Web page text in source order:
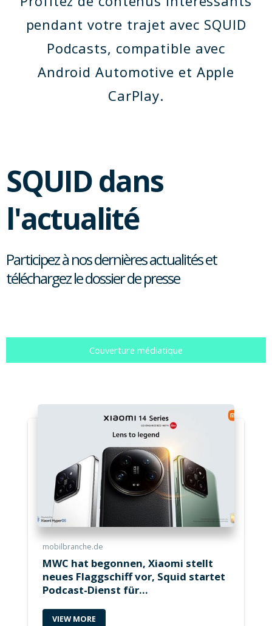
pendant votre trajet avec SQUID
Podcasts, compatible avec
Android Automotive et Apple
CarPlay.
SQUID dans
l'actualité
Participez à nos dernières actualités et
téléchargez le dossier de presse
Couverture médiatique